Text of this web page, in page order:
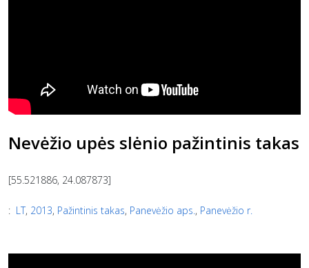
Nevėžio upės slėnio pažintinis takas
[55.521886, 24.087873]
: LT, 2013, Pažintinis takas, Panevėžio aps., Panevėžio r.